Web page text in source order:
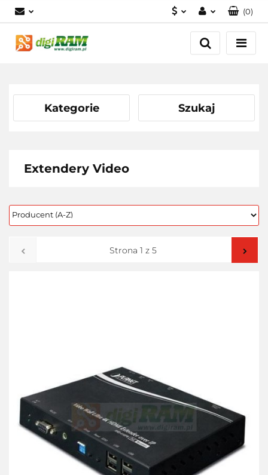
Zaloguj się
Zarejestruj się
(0)
Kategorie Szukaj
Extendery Video